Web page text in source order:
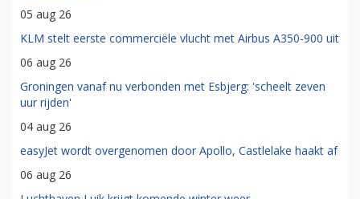
05 aug 26
KLM stelt eerste commerciële vlucht met Airbus A350-900 uit
06 aug 26
Groningen vanaf nu verbonden met Esbjerg: 'scheelt zeven
uur rijden'
04 aug 26
easyJet wordt overgenomen door Apollo, Castlelake haakt af
06 aug 26